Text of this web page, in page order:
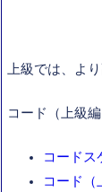
上級では、よ
コード（上級
コードス
コード（